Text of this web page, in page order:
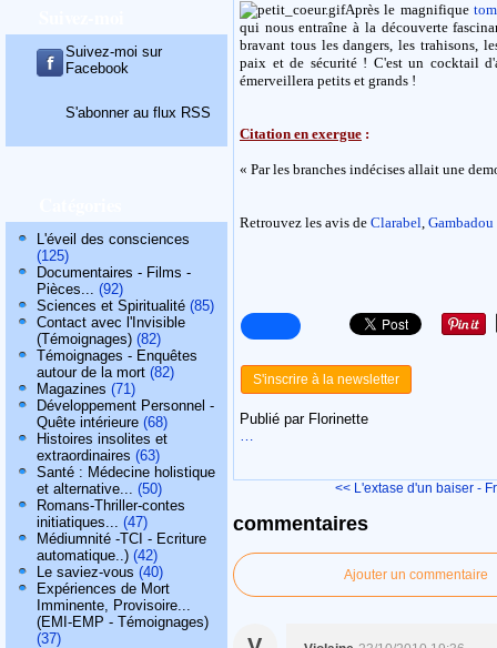
Suivez-moi sur
Facebook
S'abonner au flux RSS
L'éveil des consciences
(125)
Documentaires - Films -
Pièces... (92)
Sciences et Spiritualité (85)
Contact avec l'Invisible
(Témoignages) (82)
Témoignages - Enquêtes
autour de la mort (82)
Magazines (71)
Développement Personnel -
Quête intérieure (68)
Histoires insolites et
extraordinaires (63)
Santé : Médecine holistique
et alternative... (50)
Romans-Thriller-contes
initiatiques... (47)
Médiumnité -TCI - Ecriture
automatique..) (42)
Le saviez-vous (40)
Expériences de Mort
Imminente, Provisoire...
(EMI-EMP - Témoignages)
(37)
Après le magnifique
qui nous entraîne à la découverte
bravant tous les dangers, les trahisons,
paix et de sécurité ! C'est un cocktail
émerveillera petits et grands !
Citation en exergue :
« Par les branches indécises allait une
Retrouvez les avis de Clarabel, Gambadou
S'inscrire à la newsletter
Publié par Florinette
…
<< L'extase d'un baiser -
commentaires
Ajouter un commentaire